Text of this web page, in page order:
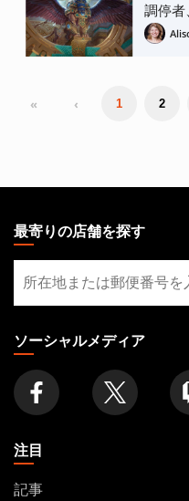
調停者
« ‹ 1 2
THE
GATHERING
FOOTER
最寄りの店舗を探す
寄
り
の
店
舗
を
探
ソーシャルメディア
注目
記事